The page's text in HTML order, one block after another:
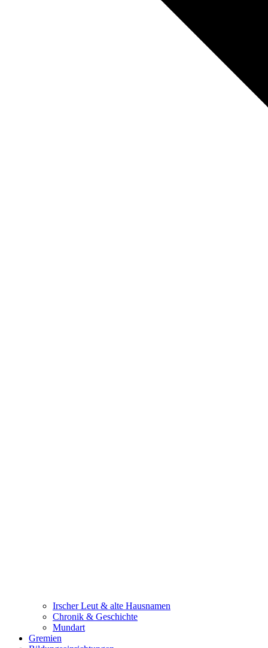
Irscher Leut & alte Hausnamen
Chronik & Geschichte
Mundart
Gremien